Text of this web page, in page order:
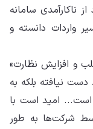
ناکارآمدی سامانه
واردات دانسته و
و افزایش نظارت»
نیافته بلکه به
امید است با
شرکت‌ها به طور